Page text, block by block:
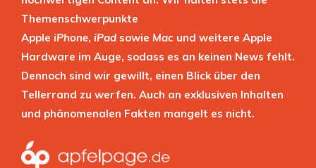
Themenschwerpunkte
Apple iPhone, iPad sowie Mac und weitere Apple
Hardware im Auge, sodass es an keinen News fehlt.
Dennoch sind wir gewillt, einen Blick über den
Tellerrand zu werfen. Auch an exklusiven Inhalten
und phänomenalen Fakten mangelt es nicht.